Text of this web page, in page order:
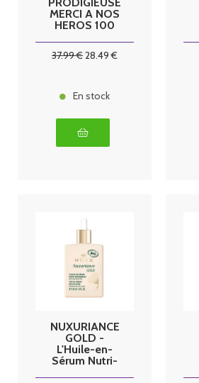
MERCI A NOS
HEROS 100
37.99€28.49 €
En stock
NUXURIANCE
GOLD -
L'Huile-en-
Sérum Nutri-